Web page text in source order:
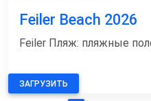
Feiler Beach 2026
Feiler Пляж: пляжные
ЗАГРУЗИТЬ